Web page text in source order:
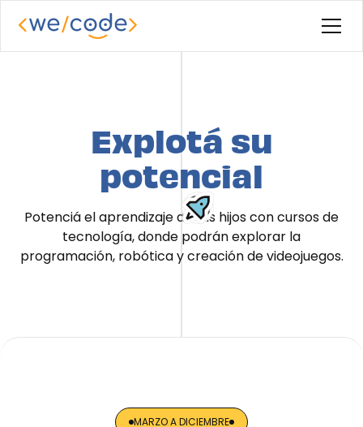
Explotá su
potencial
Potenciá el aprendizaje de tus hijos con cursos de
tecnología, donde podrán explorar la
programación, robótica y creación de videojuegos.
MARZO A DICIEMBRE